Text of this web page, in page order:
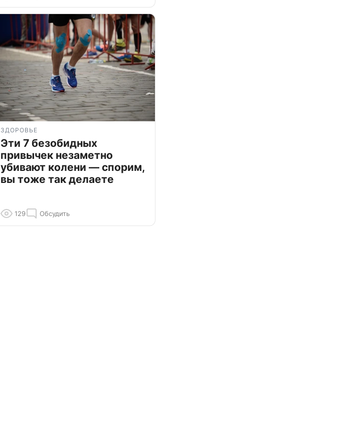
ЗДОРОВЬЕ
Эти 7 безобидных
привычек незаметно
убивают колени — спорим,
вы тоже так делаете
129 Обсудить